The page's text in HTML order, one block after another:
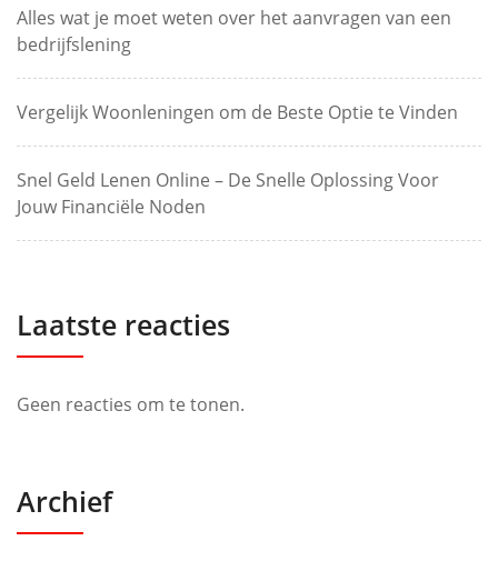
Alles wat je moet weten over het aanvragen van een
bedrijfslening
Vergelijk Woonleningen om de Beste Optie te Vinden
Snel Geld Lenen Online – De Snelle Oplossing Voor
Jouw Financiële Noden
Laatste reacties
Geen reacties om te tonen.
Archief